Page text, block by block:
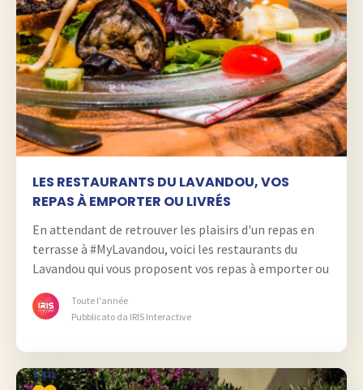
LES RESTAURANTS DU LAVANDOU, VOS
REPAS À EMPORTER OU LIVRÉS
En attendant de retrouver les plaisirs d'un repas en
terrasse à #MyLavandou, voici les restaurants du
Lavandou qui vous proposent vos repas à emporter ou
Toute l'année
Pubblicato da IRIS Interactive
5.631